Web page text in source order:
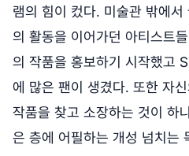
램의 힘이 컸다. 미술관 밖에
의 활동을 이어가던 아티스트
의 작품을 홍보하기 시작했고
에 많은 팬이 생겼다. 또한 자
작품을 찾고 소장하는 것이 하
은 층에 어필하는 개성 넘치는